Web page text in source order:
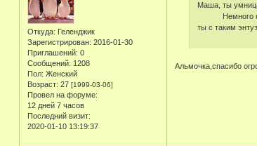
Откуда: Геленджик
Зарегистрирован: 2016-01-30
Приглашений: 0
Сообщений: 1208
Пол: Женский
Возраст: 27 [1999-03-06]
Провел на форуме:
12 дней 7 часов
Последний визит:
2020-01-10 13:19:37
Маша, ты
Немного
ты с таким
Альмочка,спасибо